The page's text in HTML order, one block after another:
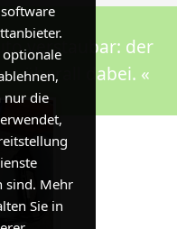
optionale
nur die
sind. Mehr
Sie in
verstaubar: der
überall dabei. «